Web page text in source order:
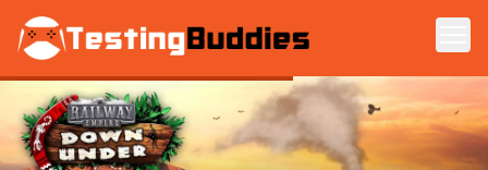
Zum Hauptinhalt springen